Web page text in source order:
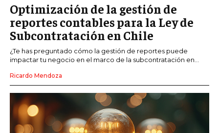
Optimización de la gestión de
reportes contables para la Ley de
Subcontratación en Chile
¿Te has preguntado cómo la gestión de reportes puede
impactar tu negocio en el marco de la subcontratación en...
Ricardo Mendoza